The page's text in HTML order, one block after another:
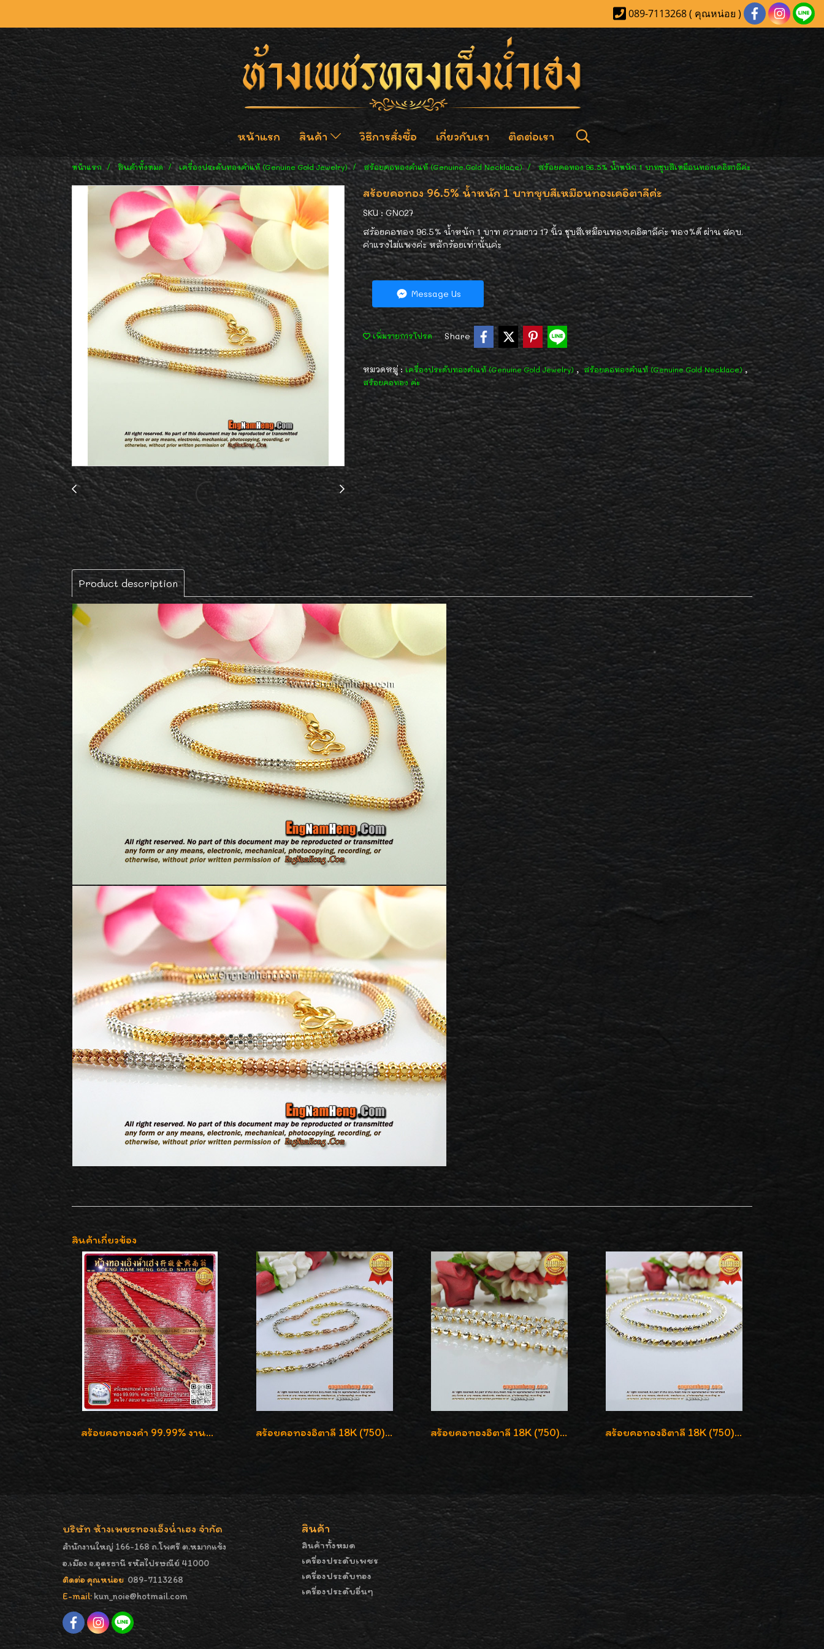
089-7113268 ( คุณหน่อย )
หน้าแรก สินค้า วิธีการสั่งซื้อ เกี่ยวกับเรา ติดต่อเรา
หน้าแรก สินค้าทั้งหมด เครื่องประดับทองคำแท้ (Genuine Gold Jewelry) สร้อยคอทองคำแท้ (Genuine Gold Necklace) สร้อยคอทอง 96.5% น้ำหนัก 1 บาทชุบสีเหมือนทองเคอิตาลีค่ะ
สร้อยคอทอง 96.5% น้ำหนัก 1 บาทชุบสีเหมือนทองเคอิตาลีค่ะ
SKU : GN027
สร้อยคอทอง 96.5% น้ำหนัก 1 บาท ความยาว 17 นิ้ว ชุบสีเหมือนทองเคอิตาลีค่ะ ทอง%ดี ผ่าน สคบ.
ค่าแรงไม่แพงค่ะ หลักร้อยเท่านั้นค่ะ
Message Us
เพิ่มรายการโปรด Share
หมวดหมู่ :เครื่องประดับทองคำแท้ (Genuine Gold Jewelry) , สร้อยคอทองคำแท้ (Genuine Gold Necklace) ,
สร้อยคอทอง ค่ะ
Product description
สินค้าเกี่ยวข้อง
สร้อยคอทองคำ 99.99% งานลงยาสุโขทัยแท้ งานช่างทองโบราณ หรูหรา น่าสะสมค่ะ สร้อยคอทองอิตาลี 18K (750) ชุบ 3 สี แกะลายสวยรุ่นใหม่ ลายละเอียดเงาวิบวับค่ะ สร้อยคอทองอิตาลี 18K (750) ลายยินตันแกะมูนคัดสวย ลายนี้เงามากๆค่ะ ใส่ทนแข็งแรง สร้อยคอทองอิตาลี 18K (750) ลายสวยตัดเหลี่ยมคมชัด ใส่สวยน่ารักค่ะ
บริษัท ห้างเพชรทองเอ็งน่ำเฮง จำกัด
สำนักงานใหญ่ 166-168 ถ.โพศรี ต.หมากแข้ง
อ.เมือง จ.อุดรธานี รหัสไปรษณีย์ 41000
ติดต่อ คุณหน่อย 089-7113268
E-mail:kun_noie@hotmail.com
สินค้า
สินค้าทั้งหมด
เครื่องประดับเพชร
เครื่องประดับทอง
เครื่องประดับอื่นๆ